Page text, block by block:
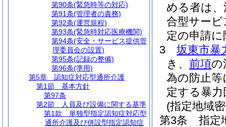
める者は
合型サービ
定の申請に
3
坂東市暴
き、 前項の
為の防止
定する暴
(指定地域
第3条
指定
第90条(緊急時等の対応)
第91条(管理者の責務)
第92条(運営規程)
第93条(緊急時対応医療機関)
第94条(安全・サービス提供管
理委員会の設置)
第95条(記録の整備)
第96条(準用)
第5章
認知症対応型通所介護
第1節
基本方針
第97条
第2節
人員及び設備に関する基準
第1款
単独型指定認知症対応型
通所介護及び併設型指定認知症